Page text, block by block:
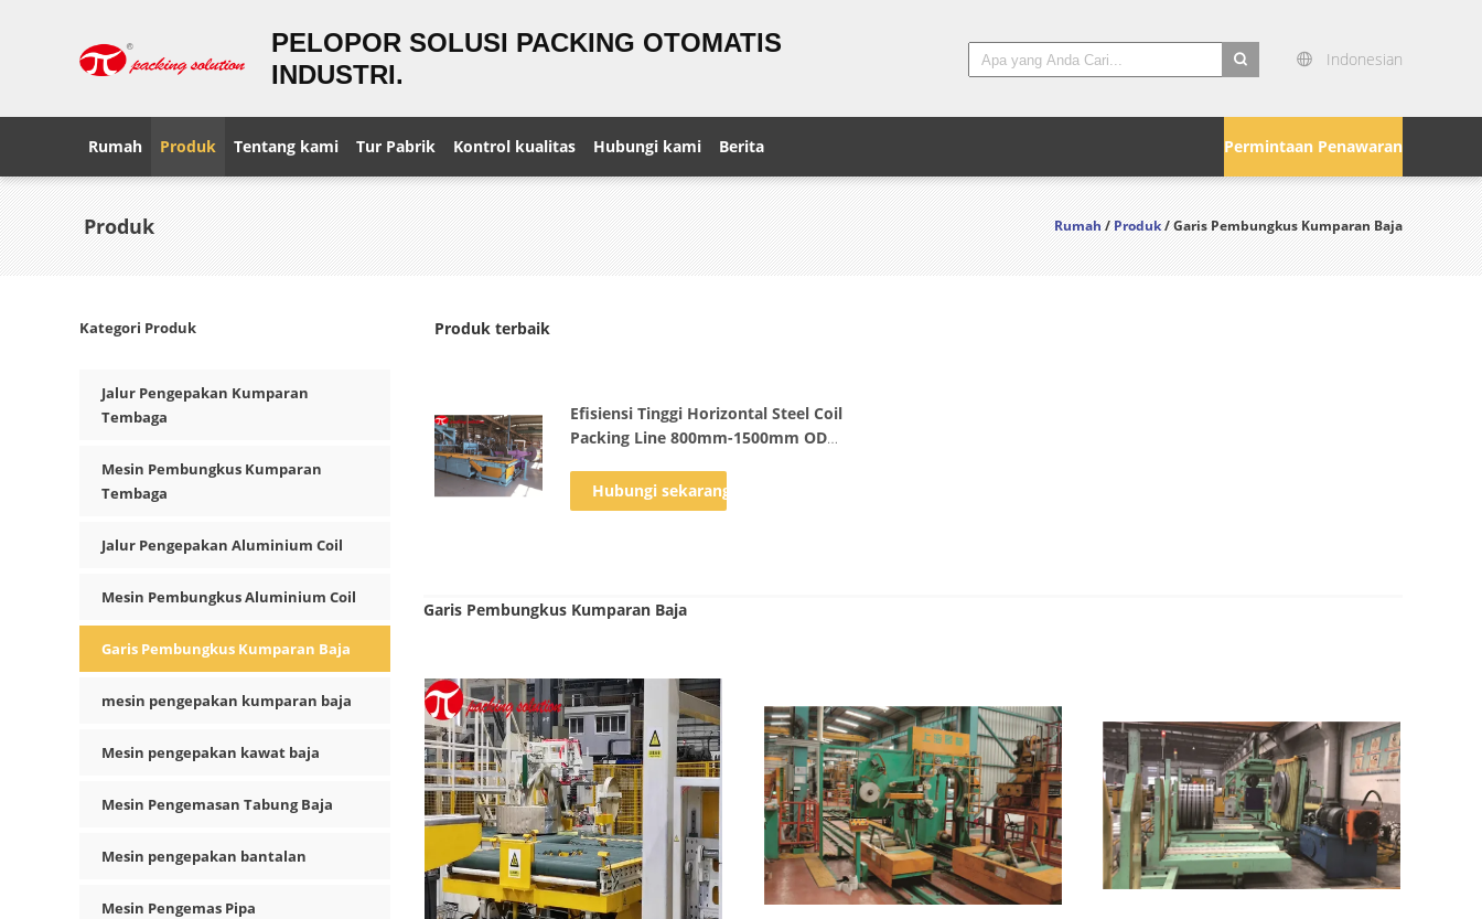
PELOPOR SOLUSI PACKING OTOMATIS
INDUSTRI.
Indonesian
Permintaan Penawaran
Rumah Produk Tentang kami Tur Pabrik Kontrol kualitas Hubungi kami Berita
Produk Rumah/Produk/ Garis Pembungkus Kumparan Baja
Kategori Produk
Jalur Pengepakan Kumparan
Tembaga
Mesin Pembungkus Kumparan
Tembaga
Jalur Pengepakan Aluminium Coil
Mesin Pembungkus Aluminium Coil
Garis Pembungkus Kumparan Baja
mesin pengepakan kumparan baja
Mesin pengepakan kawat baja
Mesin Pengemasan Tabung Baja
Mesin pengepakan bantalan
Mesin Pengemas Pipa
Produk terbaik
Efisiensi Tinggi Horizontal Steel Coil
Packing Line 800mm-1500mm OD
Hubungi sekarang
Garis Pembungkus Kumparan Baja